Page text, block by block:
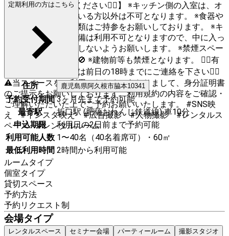
店長 ⸻ 【ご確認ください🙇‍♂️】 ※キッチン側の入室は、オ
プション選択されている方以外は不可となります。 ※食器や
グラス、カトラリー類はご持参をお願いしております。 ※キ
ッチン設備や冷蔵設備は利用不可となりますので、中に入っ
ている物を触ったりしないようお願いします。 ※禁煙スペー
スとなっております🚫 ※建物前等も禁煙となります。 🙇‍♂️有
料オプションの追加は前日の18時までにご連絡を下さい🙇‍♂️
⚠️当スペースをご利用いただくにあたりまして、身分証明書
のご提示をお願いしております。利用規約の内容をご確認・
ご理解いただいた上でご予約お願いいたします。 #SNS映
え #インスタ映え #広告撮影 #人物撮影 #レンタルス
ペース #レンタルルーム.
定期利用の方はこちら
住所 鹿児島県阿久根市脇本10341
予約受付期間 3ヶ月先まで予約可能
最寄駅
折口駅 (肥薩おれんじ鉄道線) 車10分
申込期限
利用日の2日前まで予約可能
利用可能人数 1〜40名（40名着席可）・60㎡
最低利用時間 2時間から利用可能
ルームタイプ
個室タイプ
貸切スペース
予約方法
予約リクエスト制
会場タイプ
レンタルスペース セミナー会場 パーティールーム
撮影スタジオ